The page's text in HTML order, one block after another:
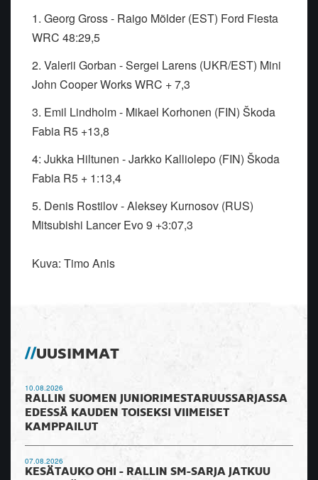
1. Georg Gross - Raigo Mõlder (EST) Ford Fiesta
WRC 48:29,5
2. Valerii Gorban - Sergei Larens (UKR/EST) Mini
John Cooper Works WRC + 7,3
3. Emil Lindholm - Mikael Korhonen (FIN) Škoda
Fabia R5 +13,8
4: Jukka Hiltunen - Jarkko Kalliolepo (FIN) Škoda
Fabia R5 + 1:13,4
5. Denis Rostilov - Aleksey Kurnosov (RUS)
Mitsubishi Lancer Evo 9 +3:07,3
Kuva: Timo Anis
UUSIMMAT
10.08.2026
RALLIN SUOMEN JUNIORIMESTARUUSSARJASSA
EDESSÄ KAUDEN TOISEKSI VIIMEISET
KAMPPAILUT
07.08.2026
KESÄTAUKO OHI - RALLIN SM-SARJA JATKUU